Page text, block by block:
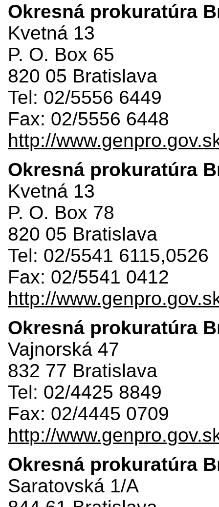
Okresná prokuratúra
Kvetná 13
P. O. Box 65
820 05 Bratislava
Tel: 02/5556 6449
Fax: 02/5556 6448
http://
Okresná prokuratúra
Kvetná 13
P. O. Box 78
820 05 Bratislava
Tel: 02/5541 6115,0526
Fax: 02/5541 0412
http://
Okresná prokuratúra
Vajnorská 47
832 77 Bratislava
Tel: 02/4425 8849
Fax: 02/4445 0709
http://
Okresná prokuratúra
Saratovská 1/A